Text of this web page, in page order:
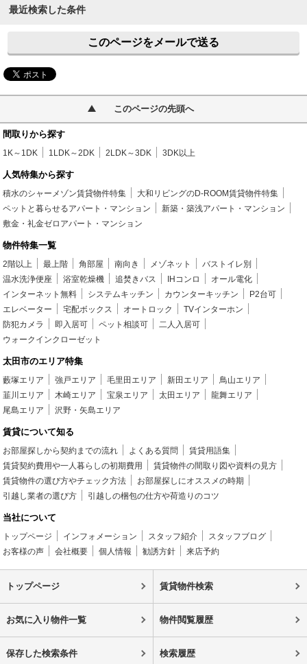
最近検索した条件
このページをメールで送る
このページの先頭へ
間取りから探す
1K～1DK 1LDK～2DK 2LDK～3DK 3DK以上
人気特集から探す
積水のシャーメゾン賃貸物件特集
大和リビングのD-ROOM賃貸物件特集
ペットと暮らせるアパート・マンション
新築・築浅アパート・マンション
敷金・礼金ゼロアパート・マンション
物件特集一覧
2階以上 最上階 角部屋 南向き メゾネット
バストイレ別
温水洗浄便座
浴室乾燥機 追焚きバス IHコンロ
オール電化
インターネット無料
システムキッチン カウンターキッチン
P2台可
エレベーター
宅配ボックス オートロック
TVインターホン
防犯カメラ
即入居可 ペット相談可
二人入居可
ウォークインクローゼット
太田市のエリア特集
藪塚エリア 強戸エリア 毛里田エリア 新田エリア
鳥山エリア
韮川エリア
木崎エリア 宝泉エリア 太田エリア
龍舞エリア
尾島エリア
沢野・矢島エリア
賃貸について知る
お部屋探しから契約までの流れ よくある質問
賃貸用語集
賃貸契約費用や一人暮らしの初期費用
賃貸物件の間取り図や資料の見方
賃貸物件の選び方やチェック方法
お部屋探しにオススメの時期
引越し業者の選び方
引越しの梱包の仕方や荷造りのコツ
当社について
トップページ インフォメーション スタッフ紹介
スタッフブログ
お客様の声
会社概要 個人情報 勧誘方針 来店予約
トップページ 賃貸物件検索
お気に入り物件一覧 物件閲覧履歴
保存した検索条件 検索履歴